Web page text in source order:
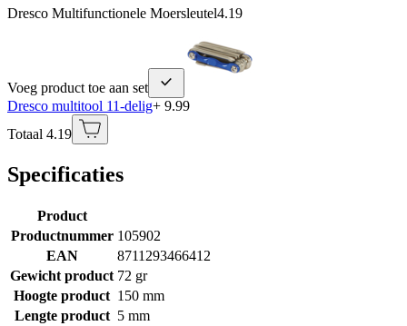
Dresco Multifunctionele Moersleutel4.19
Voeg product toe aan set
Dresco multitool 11-delig+ 9.99
Totaal 4.19
Specificaties
Product
Productnummer 105902
EAN
8711293466412
Gewicht product 72 gr
Hoogte product 150 mm
Lengte product 5 mm